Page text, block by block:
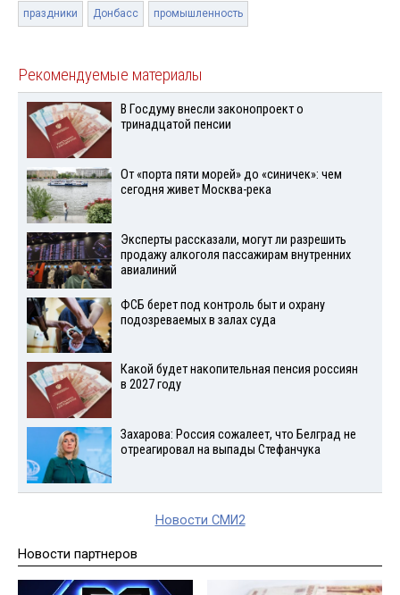
праздники Донбасс промышленность
Рекомендуемые материалы
В Госдуму внесли законопроект о
тринадцатой пенсии
От «порта пяти морей» до «синичек»: чем
сегодня живет Москва-река
Эксперты рассказали, могут ли разрешить
продажу алкоголя пассажирам внутренних
авиалиний
ФСБ берет под контроль быт и охрану
подозреваемых в залах суда
Какой будет накопительная пенсия россиян
в 2027 году
Захарова: Россия сожалеет, что Белград не
отреагировал на выпады Стефанчука
Новости СМИ2
Новости партнеров